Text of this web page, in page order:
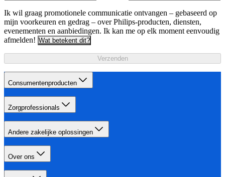
Ik wil graag promotionele communicatie ontvangen – gebaseerd op
mijn voorkeuren en gedrag – over Philips-producten, diensten,
evenementen en aanbiedingen. Ik kan me op elk moment eenvoudig
afmelden! Wat betekent dit?
Verzenden
Consumentenproducten
Zorgprofessionals
Andere zakelijke oplossingen
Over ons